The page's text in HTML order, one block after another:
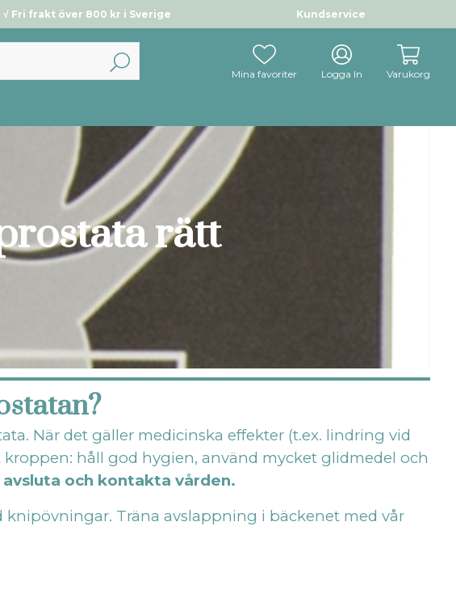
Kundservice
frakt över 800 kr i Sverige
Mina favoriter Logga In Varukorg
rätt
När det gäller medicinska effekter (t.ex. lindring vid
håll god hygien, använd mycket glidmedel och
avsluta och kontakta vården.
Träna avslappning i bäckenet med vår